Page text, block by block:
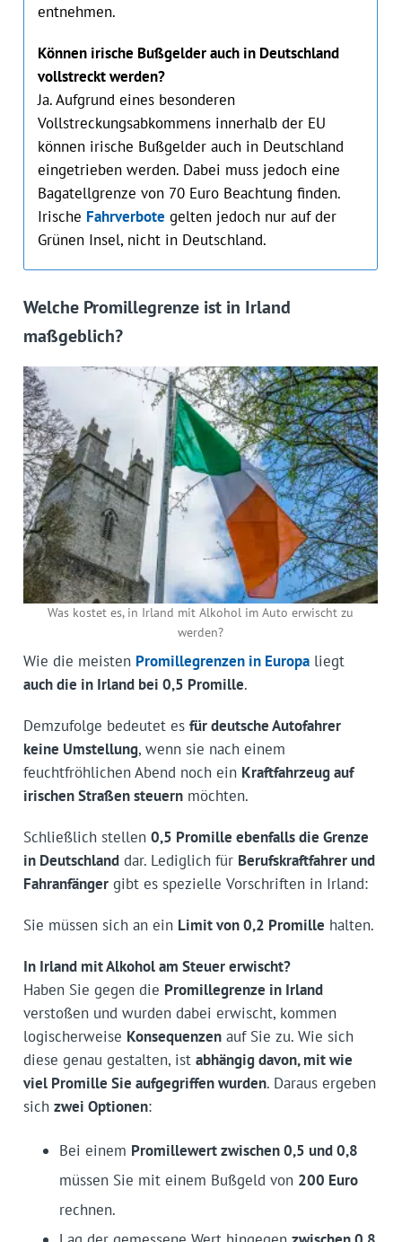
entnehmen.
Können irische Bußgelder auch in Deutschland
vollstreckt werden?
Ja. Aufgrund eines besonderen
Vollstreckungsabkommens innerhalb der EU
können irische Bußgelder auch in Deutschland
eingetrieben werden. Dabei muss jedoch eine
Bagatellgrenze von 70 Euro Beachtung finden.
Irische Fahrverbote gelten jedoch nur auf der
Grünen Insel, nicht in Deutschland.
Welche Promillegrenze ist in Irland
maßgeblich?
Was kostet es, in Irland mit Alkohol im Auto erwischt zu
werden?
Wie die meisten Promillegrenzen in Europaliegt
auch die in Irland bei 0,5 Promille.
Demzufolge bedeutet es für deutsche Autofahrer
keine Umstellung, wenn sie nach einem
feuchtfröhlichen Abend noch ein Kraftfahrzeug auf
irischen Straßen steuernmöchten.
Schließlich stellen 0,5 Promille ebenfalls die Grenze
in Deutschlanddar. Lediglich für Berufskraftfahrer und
Fahranfängergibt es spezielle Vorschriften in Irland:
Sie müssen sich an ein Limit von 0,2 Promille halten.
In Irland mit Alkohol am Steuer erwischt?
Haben Sie gegen die Promillegrenze in Irland
verstoßen und wurden dabei erwischt, kommen
logischerweise Konsequenzenauf Sie zu. Wie sich
diese genau gestalten, ist abhängig davon, mit wie
viel Promille Sie aufgegriffen wurden. Daraus ergeben
sich zwei Optionen:
Bei einem Promillewert zwischen 0,5 und 0,8
müssen Sie mit einem Bußgeld von 200 Euro
rechnen.